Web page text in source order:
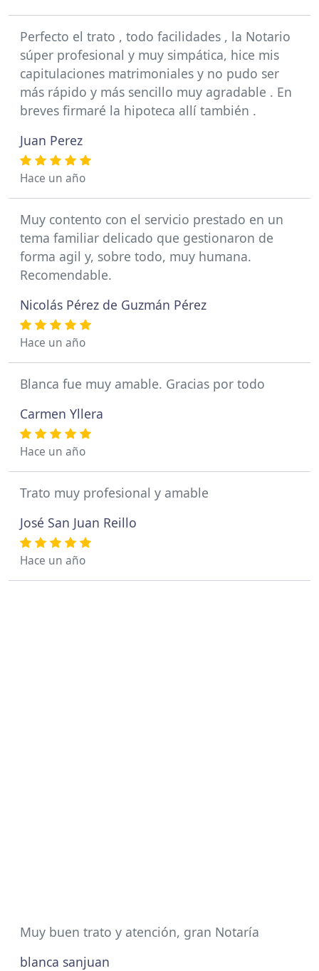
Perfecto el trato , todo facilidades , la Notario
súper profesional y muy simpática, hice mis
capitulaciones matrimoniales y no pudo ser
más rápido y más sencillo muy agradable . En
breves firmaré la hipoteca allí también .
Juan Perez
Hace un año
Muy contento con el servicio prestado en un
tema familiar delicado que gestionaron de
forma agil y, sobre todo, muy humana.
Recomendable.
Nicolás Pérez de Guzmán Pérez
Hace un año
Blanca fue muy amable. Gracias por todo
Carmen Yllera
Hace un año
Trato muy profesional y amable
José San Juan Reillo
Hace un año
Muy buen trato y atención, gran Notaría
blanca sanjuan